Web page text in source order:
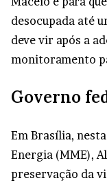
desocupada até
deve vir após a
monitoramento
Governo
Em Brasília,
Energia (MME),
preservação da